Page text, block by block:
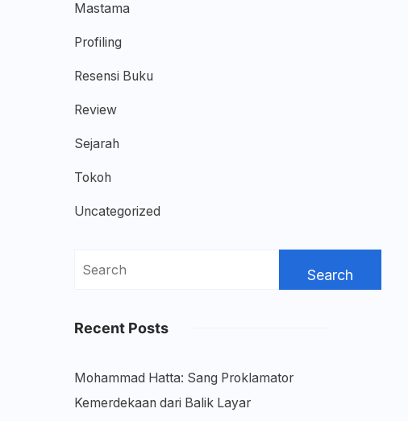
Mastama
Profiling
Resensi Buku
Review
Sejarah
Tokoh
Uncategorized
Search
Recent Posts
Mohammad Hatta: Sang Proklamator
Kemerdekaan dari Balik Layar